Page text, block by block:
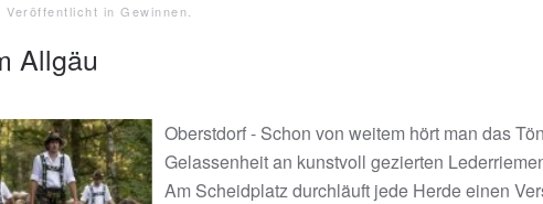
. Veröffentlicht in Gewinnen
Allgäu
Oberstdorf - Schon von weitem hört man das
Gelassenheit an kunstvoll gezierten
Am Scheidplatz durchläuft jede Herde einen